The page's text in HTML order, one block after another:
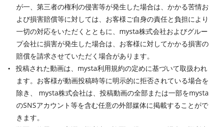
が一、第三者の権利の侵害等が発生した場合は、かかる苦情お
よび損害賠償等に対しては、お客様ご自身の責任と負担により
一切の対応をいただくとともに、mysta株式会社およびグルー
プ会社に損害が発生した場合は、お客様に対してかかる損害の
賠償を請求させていただく場合があります。
投稿された動画は、mysta利用規約の定めに基づいて取扱われ
ます。お客様が動画投稿時等に明示的に拒否されている場合を
除き、 mysta株式会社は、投稿動画の全部または一部をmysta
のSNSアカウント等を含む任意の外部媒体に掲載することがで
きます。